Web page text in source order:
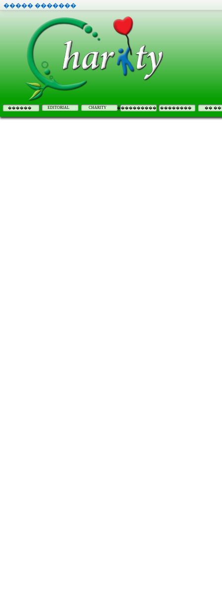
����� �������
������ EDITORIAL CHARITY ���������� �������� ��